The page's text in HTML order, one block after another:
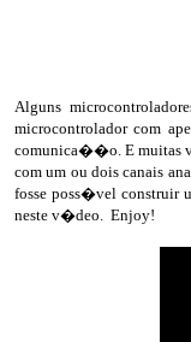
Alguns
microcontrolador com
comunica��o. E muitas
com um ou dois canais
fosse poss�vel construir
neste v�deo. Enjoy!